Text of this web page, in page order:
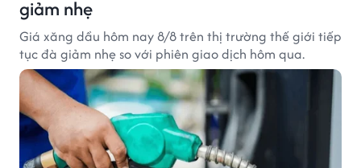
giảm nhẹ
Giá xăng dầu hôm nay 8/8 trên thị trường thế giới tiếp
tục đà giảm nhẹ so với phiên giao dịch hôm qua.